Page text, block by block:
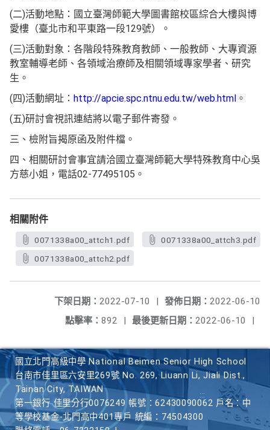
(二)活動地點：國立臺灣師範大學圖書館校區綜合大樓與博
愛樓（臺北市和平東路一段129號）。
(三)活動對象：各階段特殊教育教師、一般教師、大專資源
教室輔導老師、各領域治療師及相關領域專家學者、研究
生。
(四)活動網址： http://apcie.spc.ntnu.edu.tw/web.html 。
(五)研討會視訊連結將以電子郵件寄發。
三、檢附旨揭原函及附件檔。
四、相關研討會事宜請洽國立臺灣師範大學特殊教育中心吳
方慈小姐，電話02-77495105。
相關附件
0071338a00_attch1.pdf
0071338a00_attch3.pdf
0071338a00_attch2.pdf
發佈日期： 2022-06-10
下架日期： 2022-07-10
|
最後更新日期： 2022-06-10 |
點擊率： 892 |
國立北門高級中學 National Beimen Senior High School
台南市佳里區六安里269號 No. 269, Liuann Li, Jiali Dist.,
Tainan City, TAIWAN
第一銀行 佳里分行0076249 帳號：62430090062 戶名：中
等學校基金-北門高中401專戶 統編：74504300